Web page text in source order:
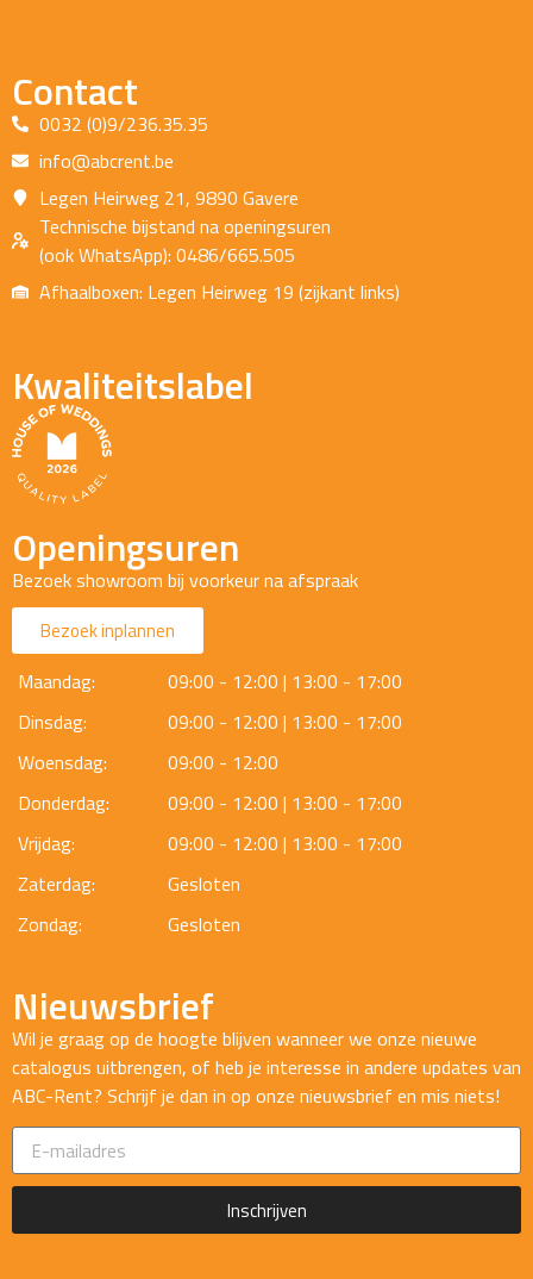
Contact
0032 (0)9/236.35.35
info@abcrent.be
Legen Heirweg 21, 9890 Gavere
Technische bijstand na openingsuren
(ook WhatsApp): 0486/665.505
Afhaalboxen: Legen Heirweg 19 (zijkant links)
Kwaliteitslabel
Openingsuren
Bezoek showroom bij voorkeur na afspraak
Bezoek inplannen
Maandag:
09:00 - 12:00 | 13:00 - 17:00
Dinsdag:
09:00 - 12:00 | 13:00 - 17:00
Woensdag:
09:00 - 12:00
Donderdag:
09:00 - 12:00 | 13:00 - 17:00
Vrijdag:
09:00 - 12:00 | 13:00 - 17:00
Zaterdag:
Gesloten
Zondag:
Gesloten
Nieuwsbrief
Wil je graag op de hoogte blijven wanneer we onze nieuwe
catalogus uitbrengen, of heb je interesse in andere updates van
ABC-Rent? Schrijf je dan in op onze nieuwsbrief en mis niets!
Inschrijven